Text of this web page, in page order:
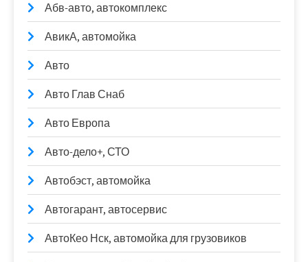
Абв-авто, автокомплекс
АвикА, автомойка
Авто
Авто Глав Снаб
Авто Европа
Авто-дело+, СТО
Автобэст, автомойка
Автогарант, автосервис
АвтоКео Нск, автомойка для грузовиков